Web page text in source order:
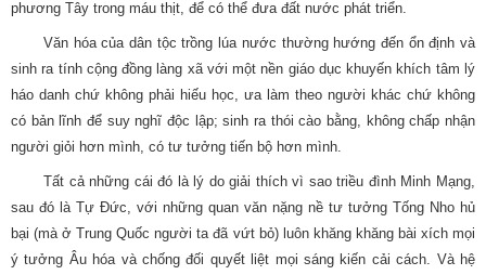
phương Tây trong máu thịt, để có thể đưa đất nước phát triển.
Văn hóa của dân tộc trồng lúa nước thường hướng đến ổn định và
sinh ra tính cộng đồng làng xã với một nền giáo dục khuyến khích tâm lý
háo danh chứ không phải hiếu học, ưa làm theo người khác chứ không
có bản lĩnh để suy nghĩ độc lập; sinh ra thói cào bằng, không chấp nhận
người giỏi hơn mình, có tư tưởng tiến bộ hơn mình.
Tất cả những cái đó là lý do giải thích vì sao triều đình Minh Mạng,
sau đó là Tự Đức, với những quan văn nặng nề tư tưởng Tống Nho hủ
bại (mà ở Trung Quốc người ta đã vứt bỏ) luôn khăng khăng bài xích mọi
ý tưởng Âu hóa và chống đối quyết liệt mọi sáng kiến cải cách. Và hệ